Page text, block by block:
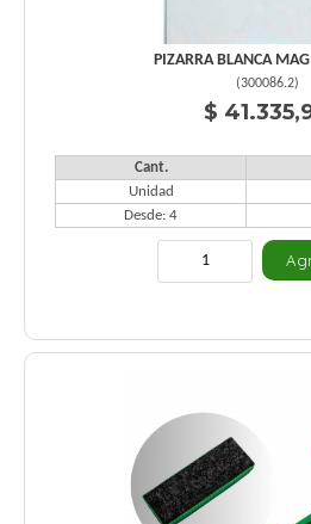
PIZARRA BLANCA
(300086.2)
$
Cant.
Unidad
Desde: 4